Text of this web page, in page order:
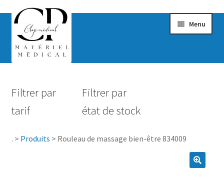
Menu
Hygiène
Filtrer par
tarif
Filtrer par
état de stock
. > Produits > Rouleau de massage bien-être 834009